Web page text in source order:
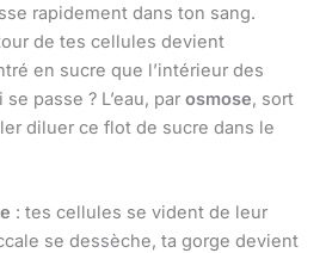
rapidement dans ton sang.
de tes cellules devient
en sucre que l’intérieur des
passe ? L’eau, par osmose, sort
diluer ce flot de sucre dans le
: tes cellules se vident de leur
se dessèche, ta gorge devient